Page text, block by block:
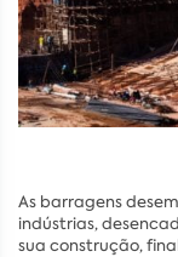
As barragens
indústrias,
sua construção,